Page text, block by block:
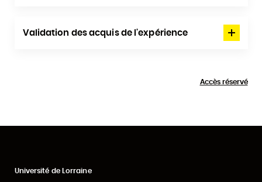
Validation des acquis de l'expérience
Accès réservé
Université de Lorraine